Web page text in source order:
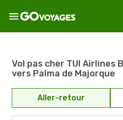
Vol pas cher TUI Airlines
vers Palma de Majorque
Aller-retour